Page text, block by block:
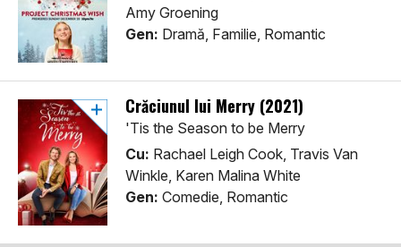
Amy Groening
Gen: Dramă, Familie, Romantic
Crăciunul lui Merry (2021)
'Tis the Season to be Merry
Cu: Rachael Leigh Cook, Travis Van
Winkle, Karen Malina White
Gen: Comedie, Romantic